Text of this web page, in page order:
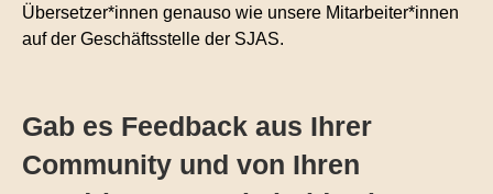
Übersetzer*innen genauso wie unsere Mitarbeiter*innen
auf der Geschäftsstelle der SJAS.
Gab es Feedback aus Ihrer
Community und von Ihren